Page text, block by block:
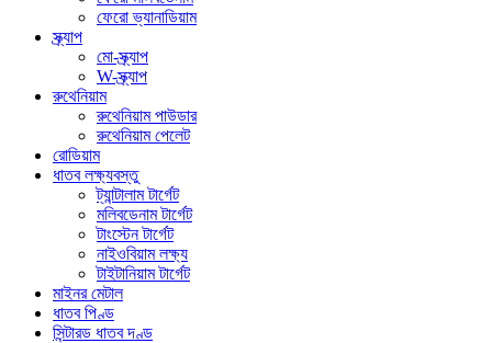
ফেরো ভ্যানাডিয়াম
স্ক্র্যাপ
মো-স্ক্র্যাপ
W-স্ক্র্যাপ
রুথেনিয়াম
রুথেনিয়াম পাউডার
রুথেনিয়াম পেলেট
রোডিয়াম
ধাতব লক্ষ্যবস্তু
ট্যান্টালাম টার্গেট
মলিবডেনাম টার্গেট
টাংস্টেন টার্গেট
নাইওবিয়াম লক্ষ্য
টাইটানিয়াম টার্গেট
মাইনর মেটাল
ধাতব পিণ্ড
সিন্টারড ধাতব দণ্ড